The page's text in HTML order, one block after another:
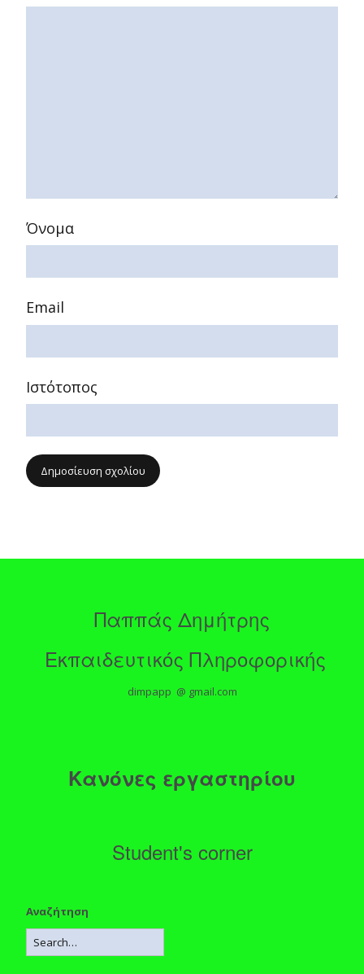
Όνομα
Email
Ιστότοπος
Παππάς Δημήτρης
Εκπαιδευτικός Πληροφορικής
dimpapp @ gmail.com
Κανόνες εργαστηρίου
Student's corner
Αναζήτηση